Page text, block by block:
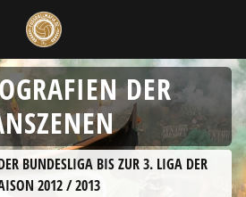
DER
BUNDESLIGA BIS ZUR 3. LIGA DER
2012 / 2013